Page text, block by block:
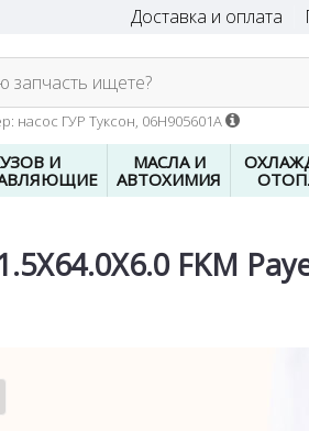
Доставка и оплата
запчасть ищете?
насос ГУР Туксон, 06H905601A
И
МАСЛА И
АВТОХИМИЯ
FKM